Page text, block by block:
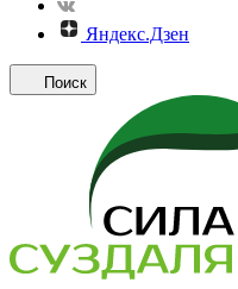
Яндекс.Дзен
Поиск